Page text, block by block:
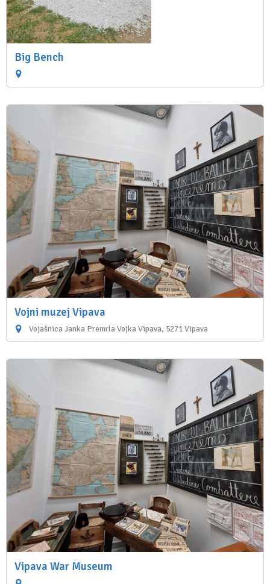
Big Bench
Vojni muzej Vipava
Vojašnica Janka Premrla Vojka Vipava, 5271 Vipava
Vipava War Museum